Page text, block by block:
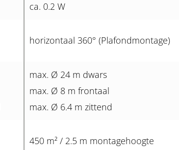
ca. 0.2 W
horizontaal 360° (Plafondmontage)
max. Ø 24 m dwars
max. Ø 8 m frontaal
max. Ø 6.4 m zittend
450 m² / 2.5 m montagehoogte